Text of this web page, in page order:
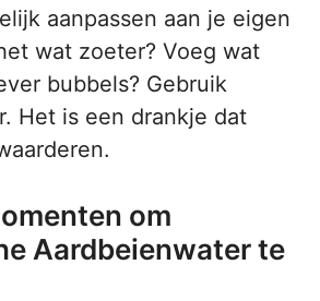
aanpassen aan je eigen
wat zoeter? Voeg wat
bubbels? Gebruik
Het is een drankje dat
om
Aardbeienwater te